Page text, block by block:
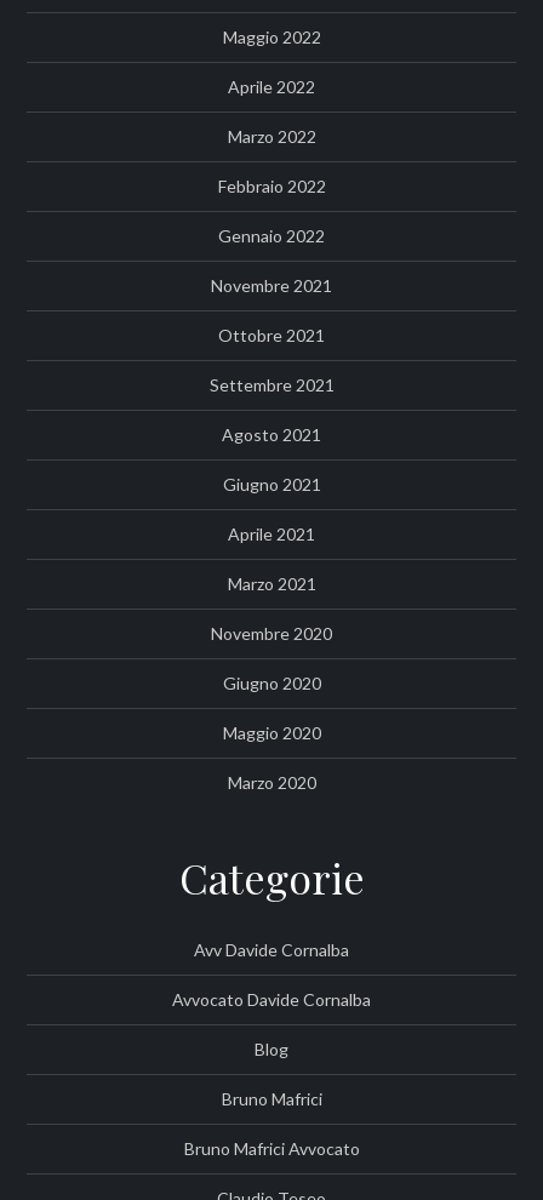
Maggio 2022
Aprile 2022
Marzo 2022
Febbraio 2022
Gennaio 2022
Novembre 2021
Ottobre 2021
Settembre 2021
Agosto 2021
Giugno 2021
Aprile 2021
Marzo 2021
Novembre 2020
Giugno 2020
Maggio 2020
Marzo 2020
Categorie
Avv Davide Cornalba
Avvocato Davide Cornalba
Blog
Bruno Mafrici
Bruno Mafrici Avvocato